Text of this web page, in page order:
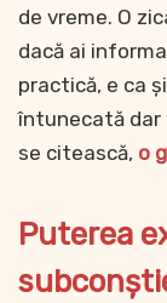
de vreme. O
dacă ai
practică, e ca
întunecată dar
se citească, o
Puterea